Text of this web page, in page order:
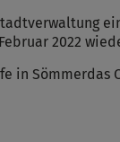
2022
in